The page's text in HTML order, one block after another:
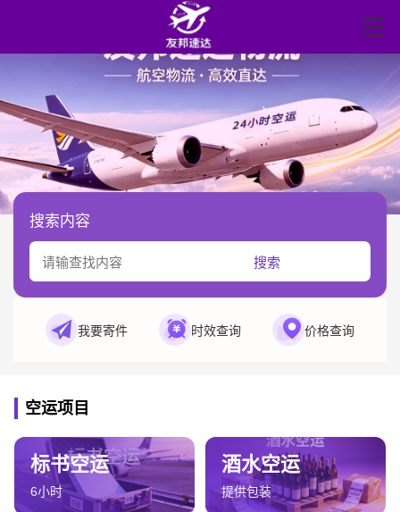
搜索内容
搜索
我要寄件 时效查询 价格查询
空运项目
标书空运
6小时
酒水空运
提供包装